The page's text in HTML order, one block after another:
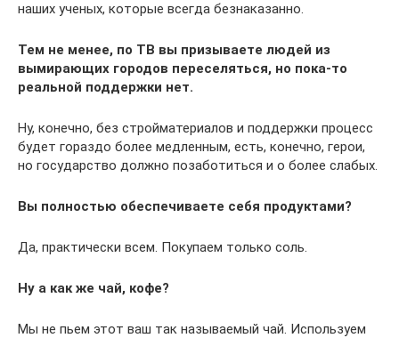
наших ученых, которые всегда безнаказанно.
Тем не менее, по ТВ вы призываете людей из
вымирающих городов переселяться, но пока-то
реальной поддержки нет.
Ну, конечно, без стройматериалов и поддержки процесс
будет гораздо более медленным, есть, конечно, герои,
но государство должно позаботиться и о более слабых.
Вы полностью обеспечиваете себя продуктами?
Да, практически всем. Покупаем только соль.
Ну а как же чай, кофе?
Мы не пьем этот ваш так называемый чай. Используем